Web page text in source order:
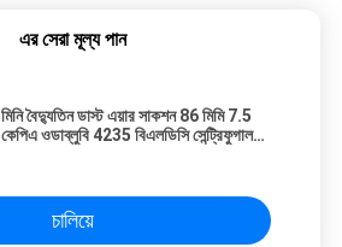
এর সেরা মূল্য পান
মিনি বৈদ্যুতিন ডাস্ট এয়ার সাকশন 86 মিমি 7.5
কেপিএ ওডাব্লুবি 4235 বিএলডিসি সেন্ট্রিফুগাল
চালিয়ে